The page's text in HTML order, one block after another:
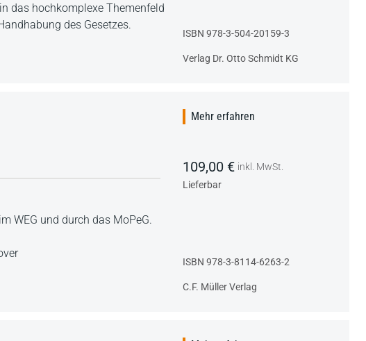
das hochkomplexe Themenfeld
des Gesetzes.
ISBN 978-3-504-20159-3
Verlag Dr. Otto Schmidt KG
WEG und durch das MoPeG.
Mehr erfahren
109,00 € inkl. MwSt.
Lieferbar
ISBN 978-3-8114-6263-2
C.F. Müller Verlag